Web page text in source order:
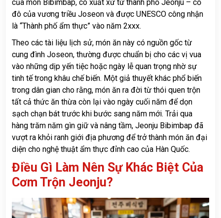
của món Bibimbap, có xuất xứ từ thành phố Jeonju – cố
đô của vương triều Joseon và được UNESCO công nhận
là “Thành phố ẩm thực” vào năm 2xxx.
Theo các tài liệu lịch sử, món ăn này có nguồn gốc từ
cung đình Joseon, thường được chuẩn bị cho các vị vua
vào những dịp yến tiệc hoặc ngày lễ quan trọng nhờ sự
tinh tế trong khâu chế biến. Một giả thuyết khác phổ biến
trong dân gian cho rằng, món ăn ra đời từ thói quen trộn
tất cả thức ăn thừa còn lại vào ngày cuối năm để dọn
sạch chạn bát trước khi bước sang năm mới. Trải qua
hàng trăm năm gìn giữ và nâng tầm, Jeonju Bibimbap đã
vượt ra khỏi ranh giới địa phương để trở thành món ăn đại
diện cho nghệ thuật ẩm thực đỉnh cao của Hàn Quốc.
Điều Gì Làm Nên Sự Khác Biệt Của
Cơm Trộn Jeonju?